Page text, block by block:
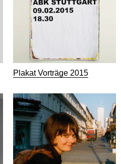
Plakat Vorträge 2015